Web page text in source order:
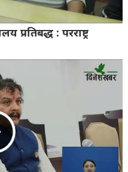
प्रतिबद्ध : परराष्ट्र